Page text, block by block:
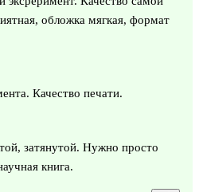
обложка мягкая, формат
Качество печати.
затянутой. Нужно просто
книга.